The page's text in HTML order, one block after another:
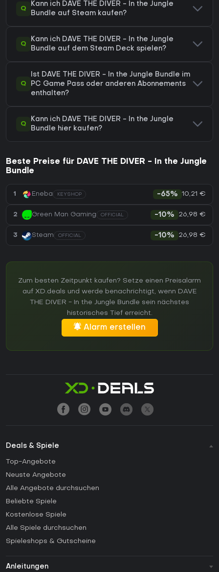
Q
Kann ich DAVE THE DIVER - In the Jungle
Bundle auf Steam kaufen?
Q
Kann ich DAVE THE DIVER - In the Jungle
Bundle auf dem Steam Deck spielen?
Q
Ist DAVE THE DIVER - In the Jungle Bundle im
PC Game Pass oder anderen Abonnements
enthalten?
Q
Kann ich DAVE THE DIVER - In the Jungle
Bundle hier kaufen?
Beste Preise für DAVE THE DIVER - In the Jungle
Bundle
1 Eneba KEYSHOP -65% 10,21 €
2 Green Man Gaming OFFICIAL -10% 26,98 €
3 Steam OFFICIAL -10% 26,98 €
Zum besten Zeitpunkt kaufen? Setze einen Preisalarm
auf XD.deals und werde benachrichtigt, wenn DAVE
THE DIVER - In the Jungle Bundle sein nächstes
historisches Tief erreicht.
Alarm erstellen
Deals & Spiele
Top-Angebote
Neuste Angebote
Alle Angebote durchsuchen
Beliebte Spiele
Kostenlose Spiele
Alle Spiele durchsuchen
Spieleshops & Gutscheine
Anleitungen